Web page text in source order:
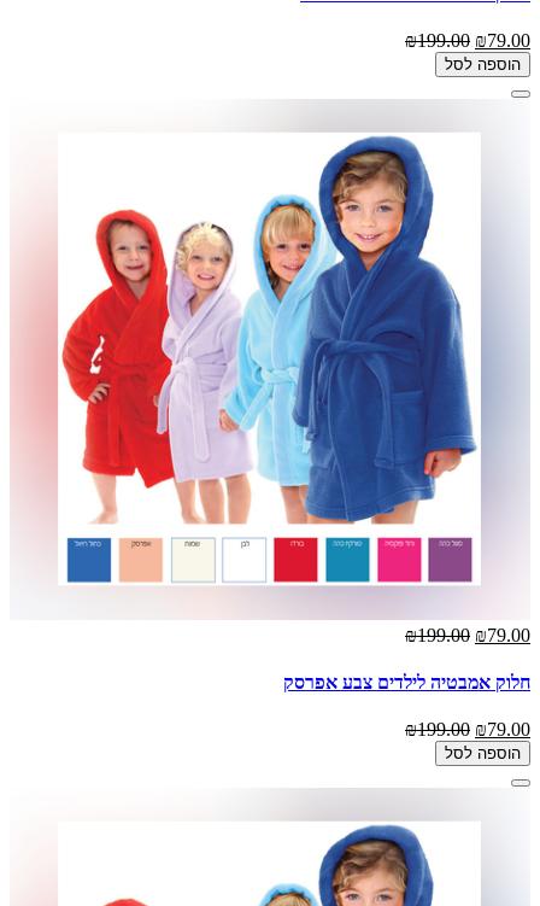
₪79.00
₪199.00
הוספה לסל
₪79.00
₪199.00
חלוק אמבטיה לילדים צבע אפרסק
₪79.00
₪199.00
הוספה לסל